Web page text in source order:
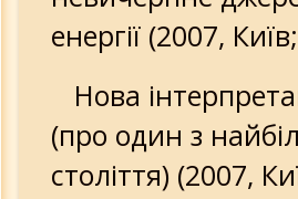
енергії (2007,
Нова
(про один з
століття) (2007,